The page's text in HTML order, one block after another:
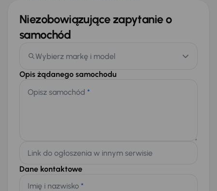
Niezobowiązujące zapytanie o
samochód
Wybierz markę i model
Opis żądanego samochodu
Opisz samochód *
Link do ogłoszenia w innym serwisie
Dane kontaktowe
Imię i nazwisko *